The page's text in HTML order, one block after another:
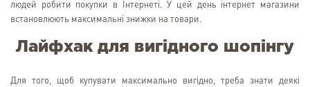
людей робити покупки в Інтернеті. У цей день інтернет магазини
встановлюють максимальні знижки на товари.
Лайфхак для вигідного шопінгу
Для того, щоб купувати максимально вигідно, треба знати деякі